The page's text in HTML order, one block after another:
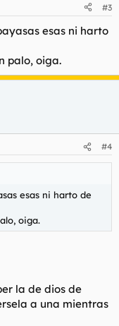
#3
esas ni harto
palo, oiga.
#4
esas ni harto de
oiga.
la de dios de
a una mientras